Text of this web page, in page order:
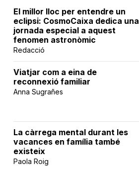
El millor lloc per entendre un
eclipsi: CosmoCaixa dedica una
jornada especial a aquest
fenomen astronòmic
Redacció
Viatjar com a eina de
reconnexió familiar
Anna Sugrañes
La càrrega mental durant les
vacances en família també
existeix
Paola Roig